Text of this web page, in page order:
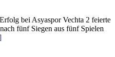
bei Asyaspor Vechta 2 feierte
fünf Siegen aus fünf Spielen